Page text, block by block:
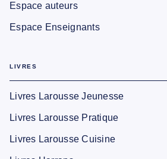
Espace auteurs
Espace Enseignants
LIVRES
Livres Larousse Jeunesse
Livres Larousse Pratique
Livres Larousse Cuisine